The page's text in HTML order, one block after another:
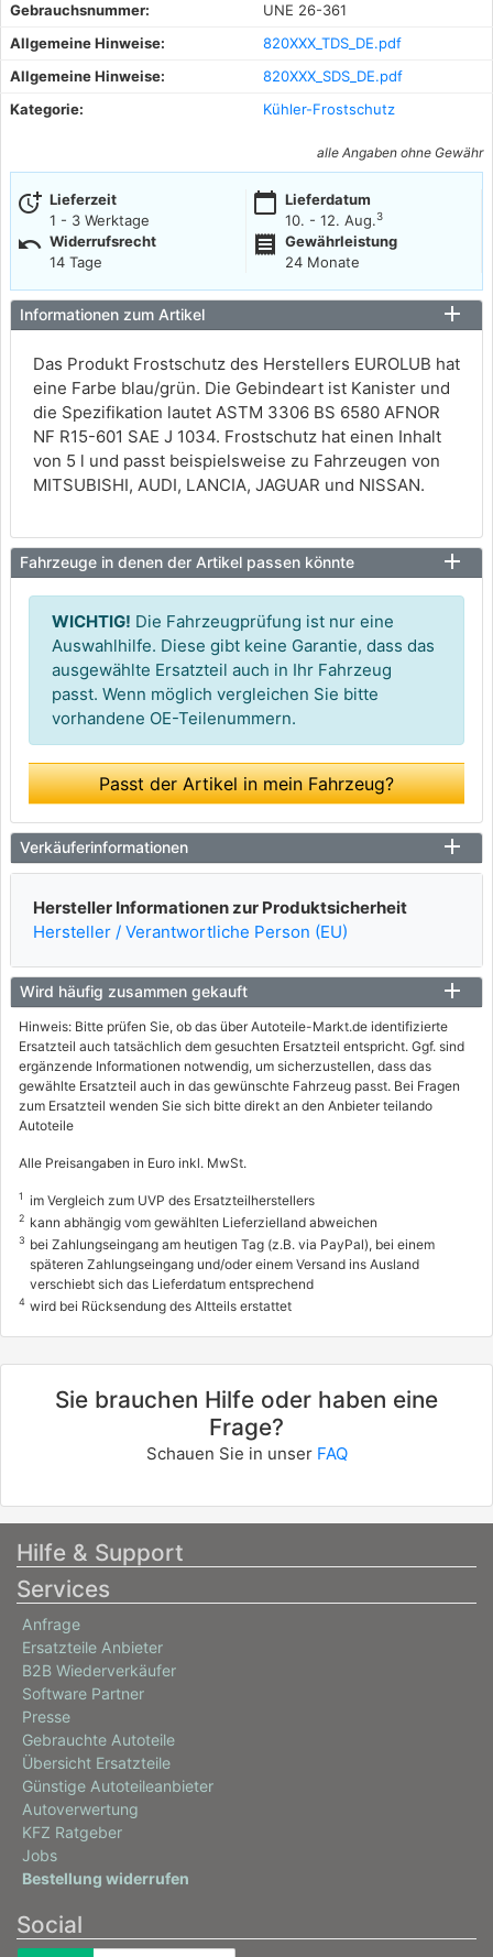
Gebrauchsnummer:
UNE 26-361
Allgemeine Hinweise:
820XXX_TDS_DE.pdf
Allgemeine Hinweise:
820XXX_SDS_DE.pdf
Kategorie:
Kühler-Frostschutz
alle Angaben ohne Gewähr
more_time Lieferzeit
1 - 3 Werktage
calendar_today Lieferdatum
10. - 12. Aug.3
undo Widerrufsrecht
14 Tage
receipt
Gewährleistung
24 Monate
Informationen zum Artikel
Das Produkt Frostschutz des Herstellers EUROLUB hat
eine Farbe blau/grün. Die Gebindeart ist Kanister und
die Spezifikation lautet ASTM 3306 BS 6580 AFNOR
NF R15-601 SAE J 1034. Frostschutz hat einen Inhalt
von 5 l und passt beispielsweise zu Fahrzeugen von
MITSUBISHI, AUDI, LANCIA, JAGUAR und NISSAN.
Fahrzeuge in denen der Artikel passen könnte
WICHTIG! Die Fahrzeugprüfung ist nur eine
Auswahlhilfe. Diese gibt keine Garantie, dass das
ausgewählte Ersatzteil auch in Ihr Fahrzeug
passt. Wenn möglich vergleichen Sie bitte
vorhandene OE-Teilenummern.
Passt der Artikel in mein Fahrzeug?
Verkäuferinformationen
Hersteller Informationen zur Produktsicherheit
Hersteller / Verantwortliche Person (EU)
Wird häufig zusammen gekauft
Hinweis: Bitte prüfen Sie, ob das über Autoteile-Markt.de identifizierte
Ersatzteil auch tatsächlich dem gesuchten Ersatzteil entspricht. Ggf. sind
ergänzende Informationen notwendig, um sicherzustellen, dass das
gewählte Ersatzteil auch in das gewünschte Fahrzeug passt. Bei Fragen
zum Ersatzteil wenden Sie sich bitte direkt an den Anbieter teilando
Autoteile
Alle Preisangaben in Euro inkl. MwSt.
1 im Vergleich zum UVP des Ersatzteilherstellers
2 kann abhängig vom gewählten Lieferzielland abweichen
3 bei Zahlungseingang am heutigen Tag (z.B. via PayPal), bei einem
späteren Zahlungseingang und/oder einem Versand ins Ausland
verschiebt sich das Lieferdatum entsprechend
4 wird bei Rücksendung des Altteils erstattet
Sie brauchen Hilfe oder haben eine
Frage?
Schauen Sie in unser FAQ
Hilfe & Support
Services
Anfrage
Ersatzteile Anbieter
B2B Wiederverkäufer
Software Partner
Presse
Gebrauchte Autoteile
Übersicht Ersatzteile
Günstige Autoteileanbieter
Autoverwertung
KFZ Ratgeber
Jobs
Bestellung widerrufen
Social